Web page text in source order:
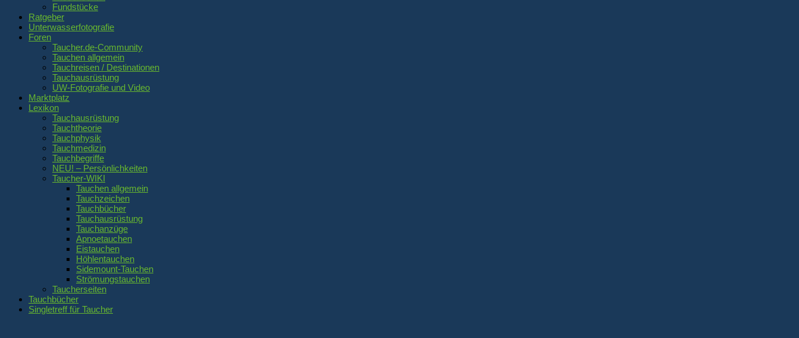
Fundstücke
Ratgeber
Unterwasserfotografie
Foren
Taucher.de-Community
Tauchen allgemein
Tauchreisen / Destinationen
Tauchausrüstung
UW-Fotografie und Video
Marktplatz
Lexikon
Tauchausrüstung
Tauchtheorie
Tauchphysik
Tauchmedizin
Tauchbegriffe
NEU! – Persönlichkeiten
Taucher-WIKI
Tauchen allgemein
Tauchzeichen
Tauchbücher
Tauchausrüstung
Tauchanzüge
Apnoetauchen
Eistauchen
Höhlentauchen
Sidemount-Tauchen
Strömungstauchen
Taucherseiten
Tauchbücher
Singletreff für Taucher